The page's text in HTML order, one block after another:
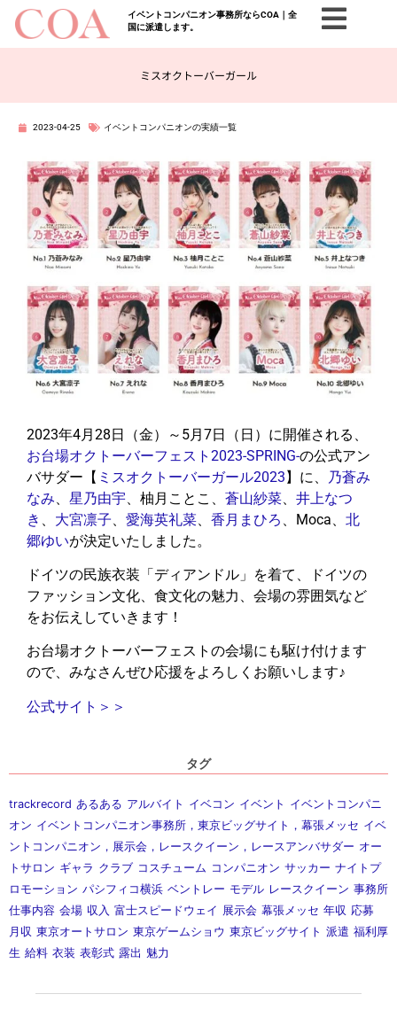
イベントコンパニオン事務所ならCOA｜全
国に派遣します。
ミスオクトーバーガール
2023-04-25 イベントコンパニオンの実績一覧
2023年4月28日（金）～5月7日（日）に開催される、
お台場オクトーバーフェスト2023-SPRING-の公式アン
バサダー【 ミスオクトーバーガール2023】に、
乃蒼み
なみ
星乃由宇 、柚月ことこ、 蒼山紗菜
井上なつ
き
大宮凛子 愛海英礼菜 香月まひろ 、Moca、 北
郷ゆいが決定いたしました。
ドイツの民族衣装「ディアンドル」を着て、ドイツの
ファッション文化、食文化の魅力、会場の雰囲気など
をお伝えしていきます！
お台場オクトーバーフェストの会場にも駆け付けます
ので、みなさんぜひ応援をよろしくお願いします♪
公式サイト＞＞
タグ
trackrecord あるある アルバイト イベコン イベント イベントコンパニ
オン イベントコンパニオン事務所，東京ビッグサイト，幕張メッセ イベ
ントコンパニオン，展示会，レースクイーン，レースアンバサダー オー
トサロン ギャラ クラブ コスチューム コンパニオン サッカー ナイトプ
ロモーション パシフィコ横浜 ベントレー モデル レースクイーン 事務所
仕事内容 会場 収入 富士スピードウェイ 展示会 幕張メッセ 年収 応募
月収 東京オートサロン 東京ゲームショウ 東京ビッグサイト 派遣 福利厚
生 給料 衣装 表彰式 露出 魅力